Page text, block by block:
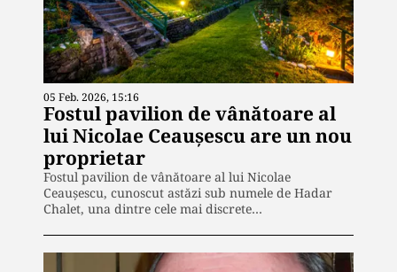
05 Feb. 2026, 15:16
Fostul pavilion de vânătoare al
lui Nicolae Ceaușescu are un nou
proprietar
Fostul pavilion de vânătoare al lui Nicolae
Ceaușescu, cunoscut astăzi sub numele de Hadar
Chalet, una dintre cele mai discrete…